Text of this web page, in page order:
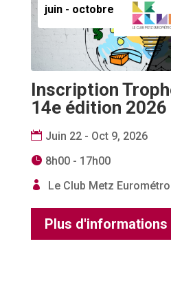
juin - octobre
Inscription
14e édition 2026
Juin 22 - Oct 9, 2026
8h00 - 17h00
Le Club Metz
Plus d'informations